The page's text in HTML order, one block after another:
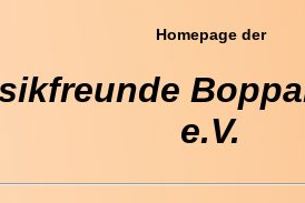
Homepage der
e.V.